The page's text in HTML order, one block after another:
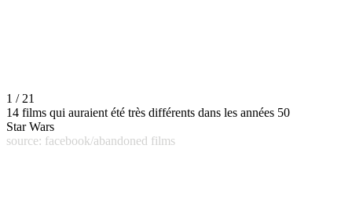
1 / 21
14 films qui auraient été très différents dans les années 50
Star Wars
source: facebook/abandoned films